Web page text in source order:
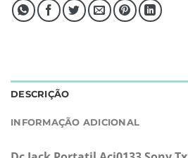
DESCRIÇÃO
INFORMAÇÃO ADICIONAL